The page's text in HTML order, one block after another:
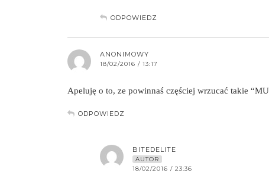
ODPOWIEDZ
ANONIMOWY
18/02/2016 / 13:17
Apeluję o to, ze powinnaś częściej wrzucać takie
ODPOWIEDZ
BITEDELITE
AUTOR
18/02/2016 / 23:36